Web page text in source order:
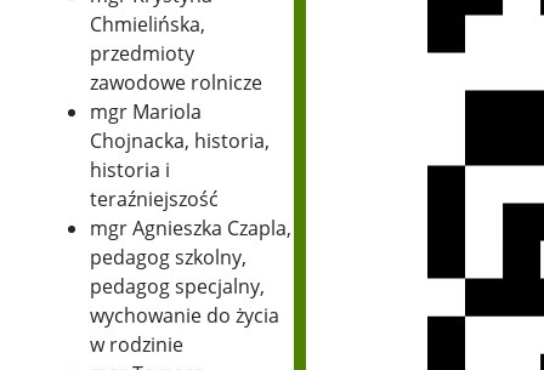
Chmielińska,
przedmioty
zawodowe rolnicze
mgr Mariola
Chojnacka, historia,
historia i
teraźniejszość
mgr Agnieszka Czapla,
pedagog szkolny,
pedagog specjalny,
wychowanie do życia
w rodzinie